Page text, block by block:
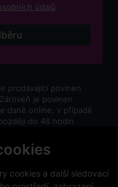
cookies a další sledovací
údajů
prodávající povinen
je povinen
daně online, v případě
do 48 hodin.
18 let.